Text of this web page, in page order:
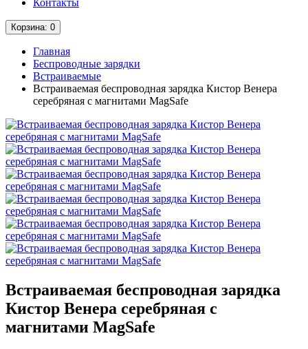
Контакты
Корзина: 0
Главная
Беспроводные зарядки
Встраиваемые
Встраиваемая беспроводная зарядка Кистор Венера
серебряная с магнитами MagSafe
Встраиваемая беспроводная зарядка
Кистор Венера серебряная с
магнитами MagSafe